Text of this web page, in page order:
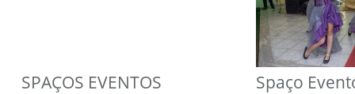
SPAÇOS EVENTOS Spaço